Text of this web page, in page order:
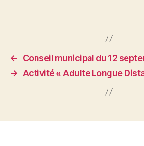
←
Conseil municipal du 12
→
Activité « Adulte Longue